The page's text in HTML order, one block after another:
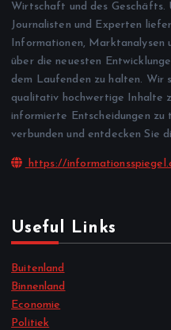
Wirtschaft und des Geschäfts.
Journalisten und Experten
Informationen, Marktanalysen
über die neuesten
dem Laufenden zu halten. Wir
qualitativ hochwertige Inhalte
informierte Entscheidungen zu
verbunden und entdecken Sie
https://
Useful Links
Buitenland
Binnenland
Economie
Politiek